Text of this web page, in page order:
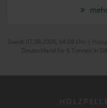
Stand: 07.08.2026, 04:08 Uhr |
Deutschland für 6 Tonnen in